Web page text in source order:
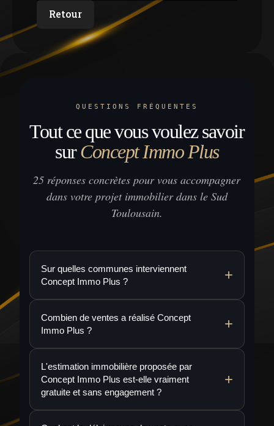
Retour
QUESTIONS FRÉQUENTES
Tout ce que vous voulez savoir
surConcept Immo Plus
25 réponses concrètes pour vous accompagner
dans votre projet immobilier dans le Sud
Toulousain.
Sur quelles communes interviennent
Concept Immo Plus ?
Combien de ventes a réalisé Concept
Immo Plus ?
L'estimation immobilière proposée par
Concept Immo Plus est-elle vraiment
gratuite et sans engagement ?